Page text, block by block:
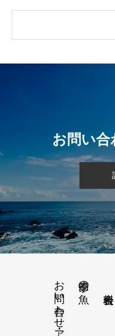
お問い合
季節の魚